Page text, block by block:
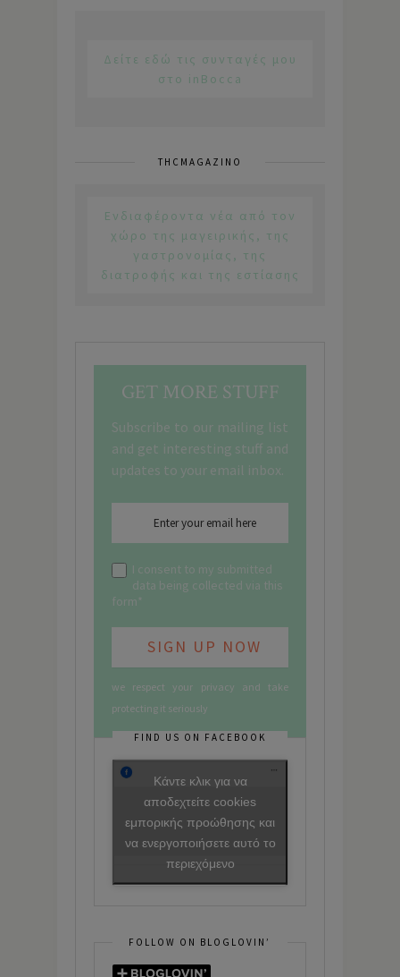
Δείτε εδώ τις συνταγές μου
στο inBocca
THCMAGAZINO
Ενδιαφέροντα νέα από τον
χώρο της μαγειρικής, της
γαστρονομίας, της
διατροφής και της εστίασης
GET MORE STUFF
Subscribe to our mailing list
and get interesting stuff and
updates to your email inbox.
I consent to my submitted
data being collected via this
form*
we respect your privacy and take
protecting it seriously
FIND US ON FACEBOOK
Κάντε κλικ για να
αποδεχτείτε cookies
εμπορικής προώθησης και
να ενεργοποιήσετε αυτό το
περιεχόμενο
FOLLOW ON BLOGLOVIN’